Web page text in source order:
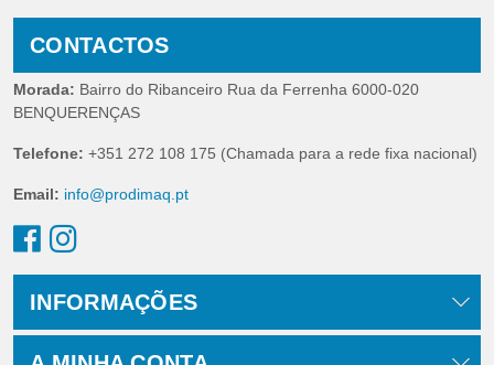
CONTACTOS
Morada: Bairro do Ribanceiro Rua da Ferrenha 6000-020
BENQUERENÇAS
Telefone: +351 272 108 175 (Chamada para a rede fixa nacional)
Email: info@prodimaq.pt
INFORMAÇÕES